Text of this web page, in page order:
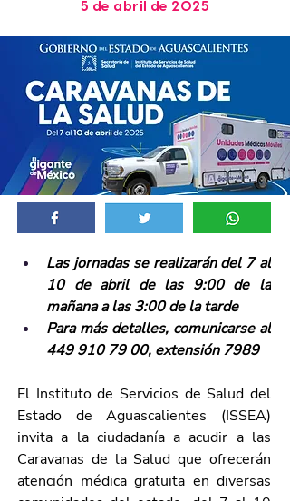
5 de abril de 2025
Las jornadas se realizarán del 7 al
10 de abril de las 9:00 de la
mañana a las 3:00 de la tarde
Para más detalles, comunicarse al
449 910 79 00, extensión 7989
El Instituto de Servicios de Salud del
Estado de Aguascalientes (ISSEA)
invita a la ciudadanía a acudir a las
Caravanas de la Salud que ofrecerán
atención médica gratuita en diversas